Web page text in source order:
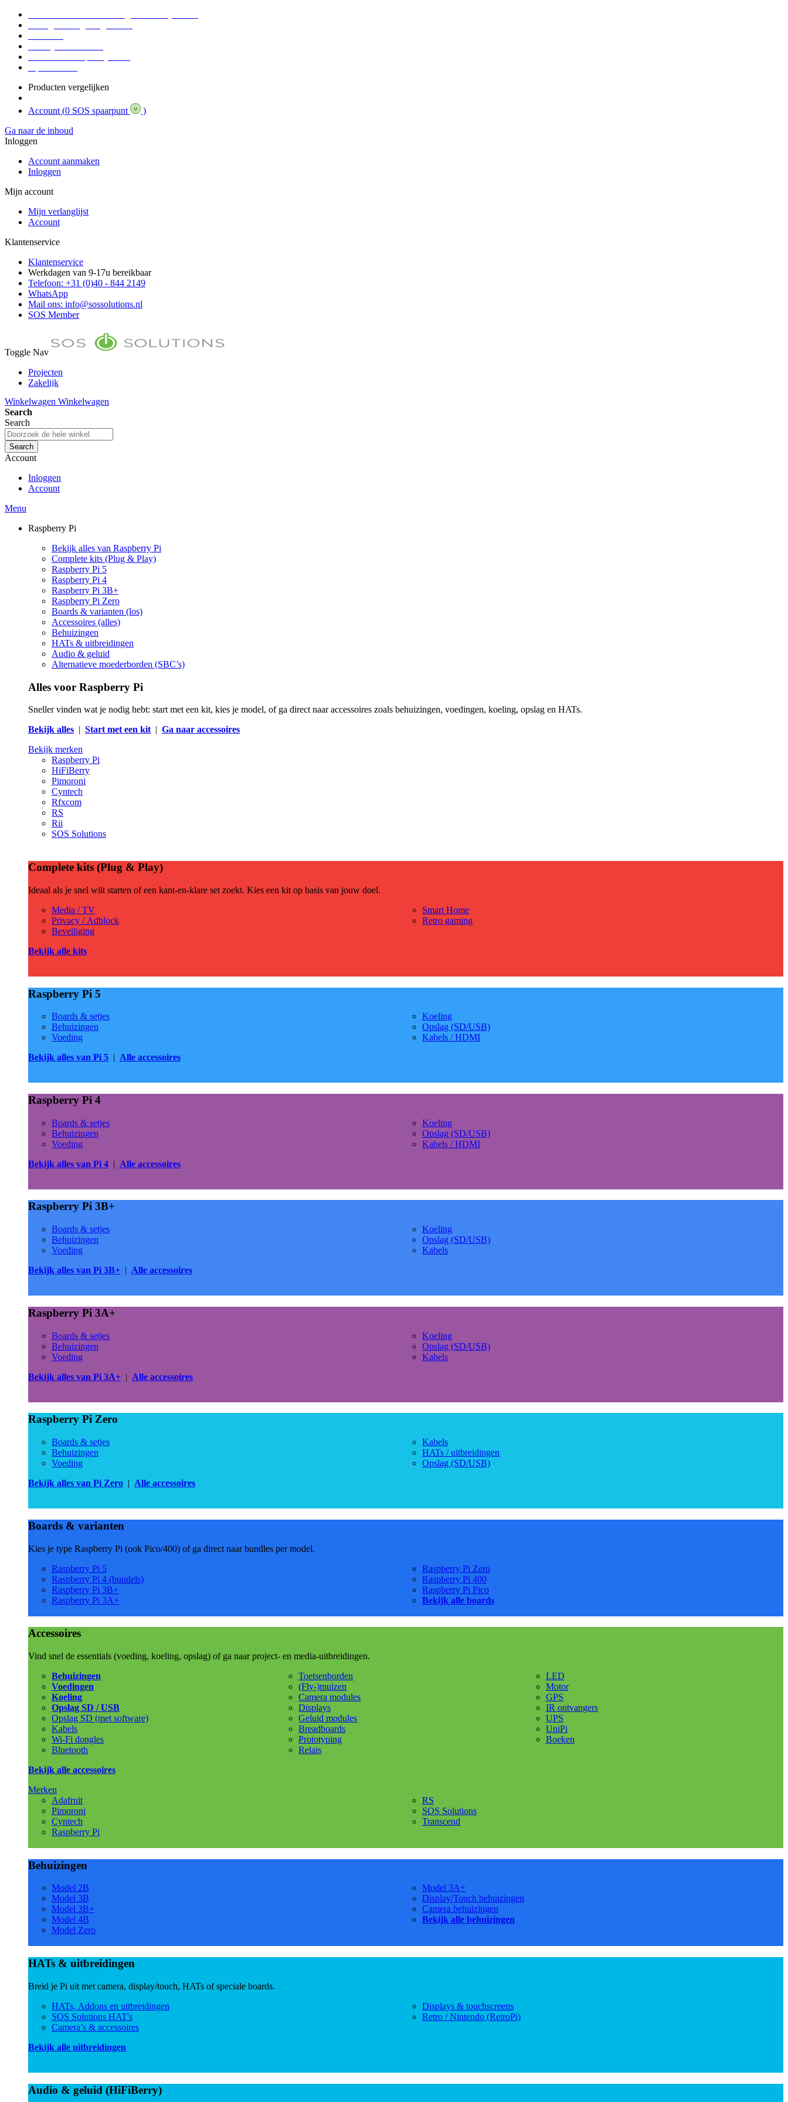
Producten vergelijken
Account (0 SOS spaarpunt
)
Ga naar de inhoud
Inloggen
Account aanmaken
Inloggen
Mijn account
Mijn verlanglijst
Account
Klantenservice
Klantenservice
Werkdagen van 9-17u bereikbaar
Telefoon: +31 (0)40 - 844 2149
WhatsApp
Mail ons: info@sossolutions.nl
SOS Member
Toggle Nav
Projecten
Zakelijk
Toon prijzen Incl. BTW
Toon prijzen Excl. BTW
Winkelwagen Winkelwagen
Search
Search
Search
Account
Inloggen
Account
Menu
Raspberry Pi
Bekijk alles van Raspberry Pi
Complete kits (Plug & Play)
Raspberry Pi 5
Raspberry Pi 4
Raspberry Pi 3B+
Raspberry Pi Zero
Boards & varianten (los)
Accessoires (alles)
Behuizingen
HATs & uitbreidingen
Audio & geluid
Alternatieve moederborden (SBC’s)
Alles voor Raspberry Pi
Sneller vinden wat je nodig hebt: start met een kit, kies je model, of ga direct naar accessoires zoals behuizingen, voedingen, koeling, opslag en HATs.
Bekijk alles | Start met een kit| Ga naar accessoires
Bekijk merken
Raspberry Pi
HiFiBerry
Pimoroni
Cyntech
Rfxcom
RS
Rii
SOS Solutions
Complete kits (Plug & Play)
Ideaal als je snel wilt starten of een kant-en-klare set zoekt. Kies een kit op basis van jouw doel.
Media / TV
Privacy / Adblock
Beveiliging
Smart Home
Retro gaming
Bekijk alle kits
Raspberry Pi 5
Boards & setjes
Behuizingen
Voeding
Koeling
Opslag (SD/USB)
Kabels / HDMI
Bekijk alles van Pi 5 | Alle accessoires
Raspberry Pi 4
Boards & setjes
Behuizingen
Voeding
Koeling
Opslag (SD/USB)
Kabels / HDMI
Bekijk alles van Pi 4 | Alle accessoires
Raspberry Pi 3B+
Boards & setjes
Behuizingen
Voeding
Koeling
Opslag (SD/USB)
Kabels
Bekijk alles van Pi 3B+ | Alle accessoires
Raspberry Pi 3A+
Boards & setjes
Behuizingen
Voeding
Koeling
Opslag (SD/USB)
Kabels
Bekijk alles van Pi 3A+ | Alle accessoires
Raspberry Pi Zero
Boards & setjes
Behuizingen
Voeding
Kabels
HATs / uitbreidingen
Opslag (SD/USB)
Bekijk alles van Pi Zero | Alle accessoires
Boards & varianten
Kies je type Raspberry Pi (ook Pico/400) of ga direct naar bundles per model.
Raspberry Pi 5
Raspberry Pi 4 (bundels)
Raspberry Pi 3B+
Raspberry Pi 3A+
Raspberry Pi Zero
Raspberry Pi 400
Raspberry Pi Pico
Bekijk alle boards
Accessoires
Vind snel de essentials (voeding, koeling, opslag) of ga naar project- en media-uitbreidingen.
Behuizingen
Voedingen
Koeling
Opslag SD / USB
Opslag SD (met software)
Kabels
Wi-Fi dongles
Bluetooth
Toetsenborden
(Fly-)muizen
Camera modules
Displays
Geluid modules
Breadboards
Prototyping
Relais
LED
Motor
GPS
IR ontvangers
UPS
UniPi
Boeken
Bekijk alle accessoires
Merken
Adafruit
Pimoroni
Cyntech
Raspberry Pi
RS
SOS Solutions
Transcend
Behuizingen
Model 2B
Model 3B
Model 3B+
Model 4B
Model Zero
Model 3A+
Display/Touch behuizingen
Camera behuizingen
Bekijk alle behuizingen
HATs & uitbreidingen
Breid je Pi uit met camera, display/touch, HATs of speciale boards.
HATs, Addons en uitbreidingen
SOS Solutions HAT's
Camera’s & accessoires
Displays & touchscreens
Retro / Nintendo (RetroPi)
Bekijk alle uitbreidingen
Audio & geluid (HiFiBerry)